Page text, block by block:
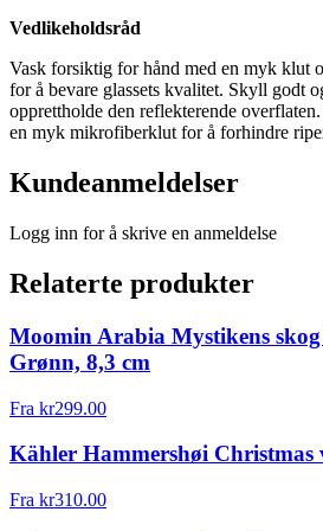
Vedlikeholdsråd
Vask forsiktig for hånd med en myk klut
for å bevare glassets kvalitet. Skyll godt
opprettholde den reflekterende
en myk mikrofiberklut for å forhindre
Kundeanmeldelser
Logg inn for å skrive en anmeldelse
Relaterte produkter
Moomin Arabia Mystikens
Grønn, 8,3 cm
Fra kr299.00
Kähler Hammershøi Christmas
Fra kr310.00